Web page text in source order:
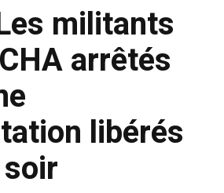
militants
arrêtés
libérés